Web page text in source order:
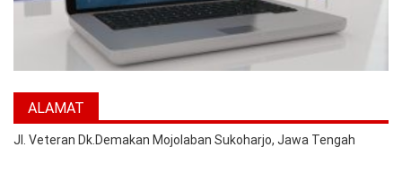
ALAMAT
Jl. Veteran Dk.Demakan Mojolaban Sukoharjo, Jawa Tengah